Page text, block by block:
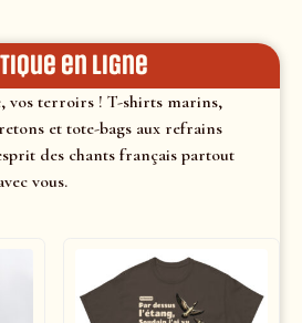
en ligne
vos terroirs ! T-shirts marins,
et tote-bags aux refrains
des chants français partout
vous.